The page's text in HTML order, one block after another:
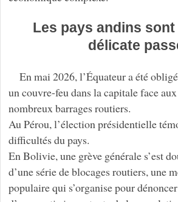
Les pays andins sont
délicate
En mai 2026, l’Équateur a été
un couvre-feu dans la capitale face
nombreux barrages routiers.
Au Pérou, l’élection présidentielle
difficultés du pays.
En Bolivie, une grève générale s’est
d’une série de blocages routiers, une
populaire qui s’organise pour